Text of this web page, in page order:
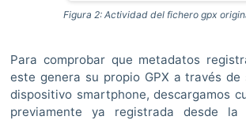
Figura 2: Actividad del fichero gpx
Para comprobar que metadatos
este genera su propio GPX a través de
dispositivo smartphone, descargamos
previamente ya registrada desde